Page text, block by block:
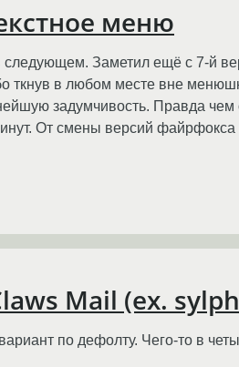
меню
следующем. Заметил ещё с 7-й
в любом месте вне
задумчивость. Правда
От смены версий
Mail (ex.
по дефолту. Чего-то в